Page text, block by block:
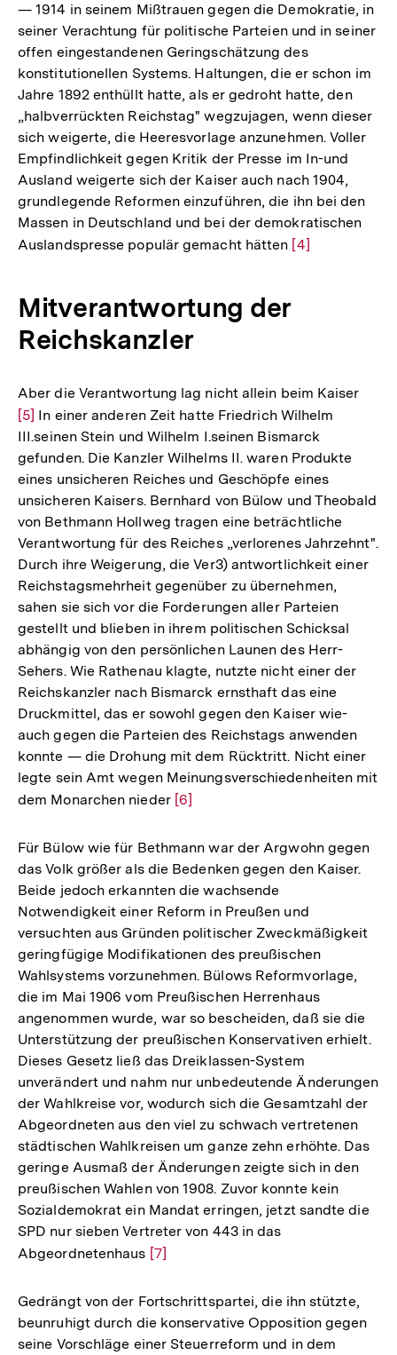
Fußnote
— 1914 in seinem Mißtrauen gegen die Demokratie, in
seiner Verachtung für politische Parteien und in seiner
offen eingestandenen Geringschätzung des
konstitutionellen Systems. Haltungen, die er schon im
Jahre 1892 enthüllt hatte, als er gedroht hatte, den
„halbverrückten Reichstag" wegzujagen, wenn dieser
sich weigerte, die Heeresvorlage anzunehmen. Voller
Empfindlichkeit gegen Kritik der Presse im In-und
Ausland weigerte sich der Kaiser auch nach 1904,
grundlegende Reformen einzuführen, die ihn bei den
Massen in Deutschland und bei der demokratischen
Auslandspresse populär gemacht hätten Zur
[4]
Mitverantwortung der
Reichskanzler
Aber die Verantwortung lag nicht allein beim Kaiser
[5] In einer anderen Zeit hatte Friedrich Wilhelm
III.seinen Stein und Wilhelm I.seinen Bismarck
gefunden. Die Kanzler Wilhelms II. waren Produkte
eines unsicheren Reiches und Geschöpfe eines
unsicheren Kaisers. Bernhard von Bülow und Theobald
von Bethmann Hollweg tragen eine beträchtliche
Verantwortung für des Reiches „verlorenes Jahrzehnt".
Durch ihre Weigerung, die Ver3) antwortlichkeit einer
Reichstagsmehrheit gegenüber zu übernehmen,
sahen sie sich vor die Forderungen aller Parteien
gestellt und blieben in ihrem politischen Schicksal
abhängig von den persönlichen Launen des Herr-
Sehers. Wie Rathenau klagte, nutzte nicht einer der
Reichskanzler nach Bismarck ernsthaft das eine
Druckmittel, das er sowohl gegen den Kaiser wie-
auch gegen die Parteien des Reichstags anwenden
konnte — die Drohung mit dem Rücktritt. Nicht einer
legte sein Amt wegen Meinungsverschiedenheiten mit
dem Monarchen nieder Zur
der
Fußnote
[6]
Für Bülow wie für Bethmann war der Argwohn gegen
das Volk größer als die Bedenken gegen den Kaiser.
Beide jedoch erkannten die wachsende
Notwendigkeit einer Reform in Preußen und
versuchten aus Gründen politischer Zweckmäßigkeit
geringfügige Modifikationen des preußischen
Wahlsystems vorzunehmen. Bülows Reformvorlage,
die im Mai 1906 vom Preußischen Herrenhaus
angenommen wurde, war so bescheiden, daß sie die
Unterstützung der preußischen Konservativen erhielt.
Dieses Gesetz ließ das Dreiklassen-System
unverändert und nahm nur unbedeutende Änderungen
der Wahlkreise vor, wodurch sich die Gesamtzahl der
Abgeordneten aus den viel zu schwach vertretenen
städtischen Wahlkreisen um ganze zehn erhöhte. Das
geringe Ausmaß der Änderungen zeigte sich in den
preußischen Wahlen von 1908. Zuvor konnte kein
Sozialdemokrat ein Mandat erringen, jetzt sandte die
SPD nur sieben Vertreter von 443 in das
Abgeordnetenhaus Zur
der
Fußnote
[7]
Gedrängt von der Fortschrittspartei, die ihn stützte,
beunruhigt durch die konservative Opposition gegen
seine Vorschläge einer Steuerreform und in dem